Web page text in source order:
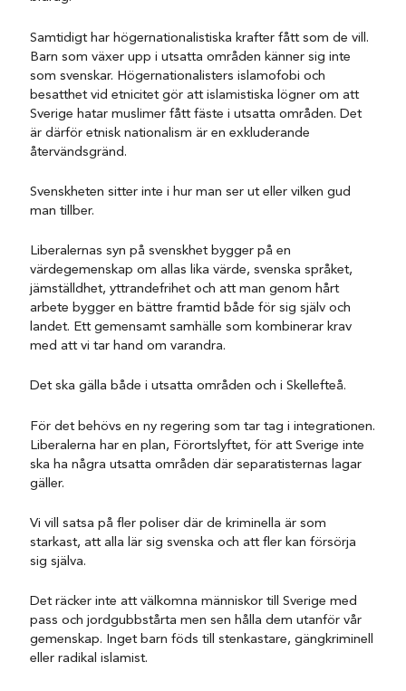
Samtidigt har högernationalistiska krafter fått som de vill.
Barn som växer upp i utsatta områden känner sig inte
som svenskar. Högernationalisters islamofobi och
besatthet vid etnicitet gör att islamistiska lögner om att
Sverige hatar muslimer fått fäste i utsatta områden. Det
är därför etnisk nationalism är en exkluderande
återvändsgränd.
Svenskheten sitter inte i hur man ser ut eller vilken gud
man tillber.
Liberalernas syn på svenskhet bygger på en
värdegemenskap om allas lika värde, svenska språket,
jämställdhet, yttrandefrihet och att man genom hårt
arbete bygger en bättre framtid både för sig själv och
landet. Ett gemensamt samhälle som kombinerar krav
med att vi tar hand om varandra.
Det ska gälla både i utsatta områden och i Skellefteå.
För det behövs en ny regering som tar tag i integrationen.
Liberalerna har en plan, Förortslyftet, för att Sverige inte
ska ha några utsatta områden där separatisternas lagar
gäller.
Vi vill satsa på fler poliser där de kriminella är som
starkast, att alla lär sig svenska och att fler kan försörja
sig själva.
Det räcker inte att välkomna människor till Sverige med
pass och jordgubbstårta men sen hålla dem utanför vår
gemenskap. Inget barn föds till stenkastare, gängkriminell
eller radikal islamist.